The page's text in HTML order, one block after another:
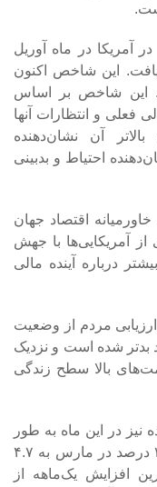
آمریکا در ماه آوریل
کاهش یافت. این شاخص اکنون
قرار دارد. این شاخص بر اساس
فعلی و انتظارات آنها
آن نشان‌دهنده
احتیاط و بدبینی
اقتصاد جهان
آمریکایی‌ها با جهش
درباره آینده مالی
مردم از وضعیت
ماه آوریل حدود ۹ درصد بدتر شده است و نزدیک
بالا سطح زندگی
نیز در این ماه به طور
قابل توجهی افزایش یافته است و از ۳.۸ درصد در مارس به ۴.۷
افزایش یک‌ماهه از